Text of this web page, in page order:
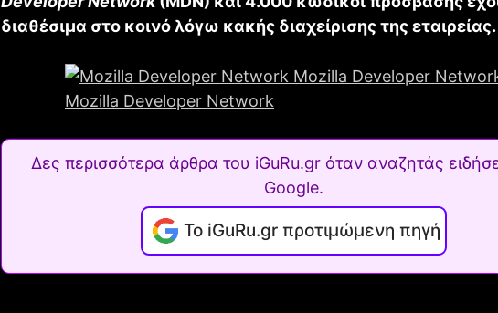
διαθέσιμα στο κοινό λόγω κακής διαχείρισης της εταιρείας.
Δες περισσότερα άρθρα του iGuRu.gr όταν αναζητάς
Google.
Το iGuRu.gr προτιμώμενη πηγή